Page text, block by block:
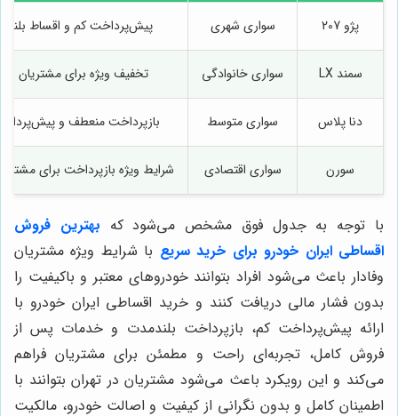
پژو 207 سواری شهری پیش‌پرداخت کم و اقساط
سمند LX سواری خانوادگی تخفیف ویژه برای مشتریان
دنا پلاس سواری متوسط بازپرداخت منعطف و
سورن سواری اقتصادی شرایط ویژه بازپرداخت برای
با توجه به جدول فوق مشخص می‌شود که بهترین فروش
اقساطی ایران خودرو برای خرید سریع با شرایط ویژه مشتریان
وفادار باعث می‌شود افراد بتوانند خودروهای معتبر و باکیفیت را
بدون فشار مالی دریافت کنند و خرید اقساطی ایران خودرو با
ارائه پیش‌پرداخت کم، بازپرداخت بلندمدت و خدمات پس از
فروش کامل، تجربه‌ای راحت و مطمئن برای مشتریان فراهم
می‌کند و این رویکرد باعث می‌شود مشتریان در تهران بتوانند با
اطمینان کامل و بدون نگرانی از کیفیت و اصالت خودرو، مالکیت